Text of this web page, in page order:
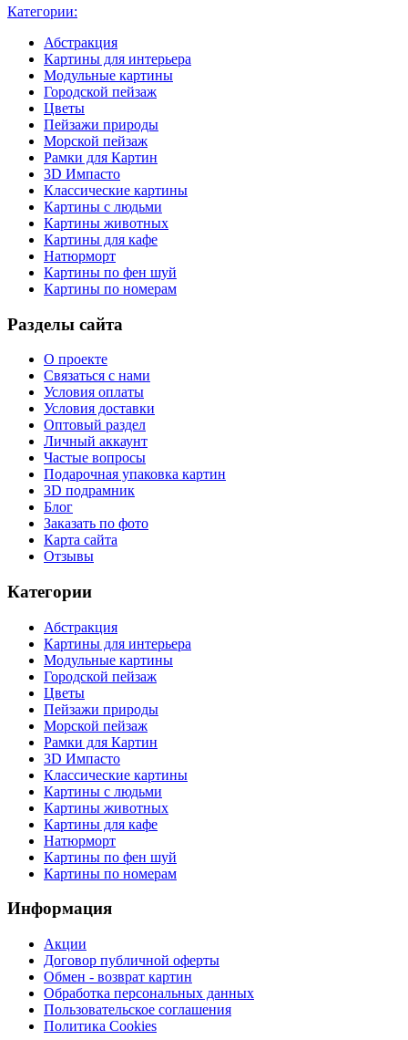
Категории:
Абстракция
Картины для интерьера
Модульные картины
Городской пейзаж
Цветы
Пейзажи природы
Морской пейзаж
Рамки для Картин
3D Импасто
Классические картины
Картины с людьми
Картины животных
Картины для кафе
Натюрморт
Картины по фен шуй
Картины по номерам
Разделы сайта
О проекте
Связаться с нами
Условия оплаты
Условия доставки
Оптовый раздел
Личный аккаунт
Частые вопросы
Подарочная упаковка картин
3D подрамник
Блог
Заказать по фото
Карта сайта
Отзывы
Категории
Абстракция
Картины для интерьера
Модульные картины
Городской пейзаж
Цветы
Пейзажи природы
Морской пейзаж
Рамки для Картин
3D Импасто
Классические картины
Картины с людьми
Картины животных
Картины для кафе
Натюрморт
Картины по фен шуй
Картины по номерам
Информация
Акции
Договор публичной оферты
Обмен - возврат картин
Обработка персональных данных
Пользовательское соглашения
Политика Cookies